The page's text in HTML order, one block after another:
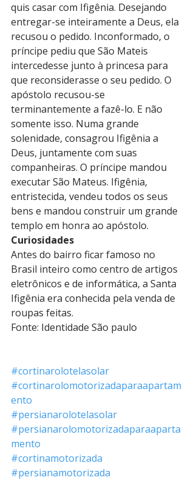
quis casar com Ifigênia. Desejando
entregar-se inteiramente a Deus, ela
recusou o pedido. Inconformado, o
príncipe pediu que São Mateis
intercedesse junto à princesa para
que reconsiderasse o seu pedido. O
apóstolo recusou-se
terminantemente a fazê-lo. E não
somente isso. Numa grande
solenidade, consagrou Ifigênia a
Deus, juntamente com suas
companheiras. O príncipe mandou
executar São Mateus. Ifigênia,
entristecida, vendeu todos os seus
bens e mandou construir um grande
templo em honra ao apóstolo.
Curiosidades
Antes do bairro ficar famoso no
Brasil inteiro como centro de artigos
eletrônicos e de informática, a Santa
Ifigênia era conhecida pela venda de
roupas feitas.
Fonte: Identidade São paulo
#cortinarolotelasolar
#cortinarolomotorizadaparaapartam
ento
#persianarolotelasolar
#persianarolomotorizadaparaaparta
mento
#cortinamotorizada
#persianamotorizada